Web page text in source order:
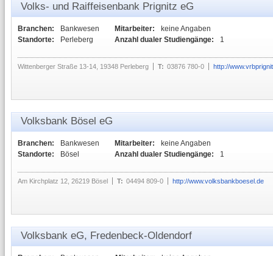
Volks- und Raiffeisenbank Prignitz eG
Branchen:
Bankwesen
Standorte:
Perleberg
Mitarbeiter:
keine Angaben
Anzahl dualer Studiengänge:
1
Wittenberger Straße 13-14, 19348 Perleberg T: 03876 780-0 http://
Volksbank Bösel eG
Branchen:
Bankwesen
Standorte:
Bösel
Mitarbeiter:
keine Angaben
Anzahl dualer Studiengänge:
1
Am Kirchplatz 12, 26219 Bösel T: 04494 809-0 http://www.volksbankboesel.de
Volksbank eG, Fredenbeck-Oldendorf